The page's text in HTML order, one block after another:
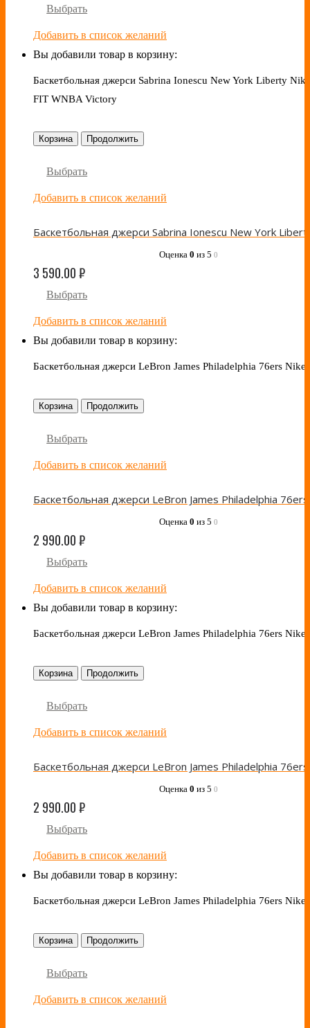
Выбрать
Добавить в список желаний
Вы добавили товар в корзину:
Баскетбольная джерси Sabrina Ionescu New York Liberty
FIT WNBA Victory
Корзина Продолжить
Выбрать
Добавить в список желаний
Оценка 0 из 5 0
3 590.00₽
Выбрать
Добавить в список желаний
Вы добавили товар в корзину:
Баскетбольная джерси LeBron James Philadelphia 76ers Nike
Корзина Продолжить
Выбрать
Добавить в список желаний
Оценка 0 из 5 0
2 990.00₽
Выбрать
Добавить в список желаний
Вы добавили товар в корзину:
Баскетбольная джерси LeBron James Philadelphia 76ers Nike
Корзина Продолжить
Выбрать
Добавить в список желаний
Оценка 0 из 5 0
2 990.00₽
Выбрать
Добавить в список желаний
Вы добавили товар в корзину:
Баскетбольная джерси LeBron James Philadelphia 76ers Nike
Корзина Продолжить
Выбрать
Добавить в список желаний